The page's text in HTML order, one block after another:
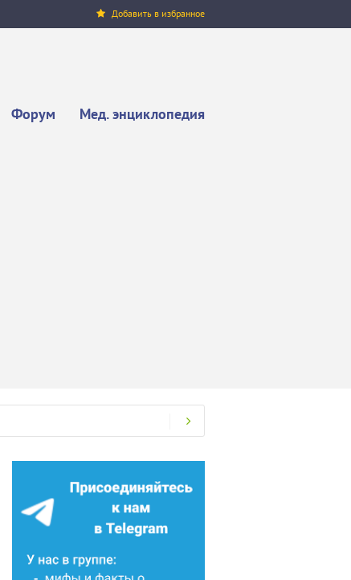
Добавить в избранное
Форум Мед. энциклопедия